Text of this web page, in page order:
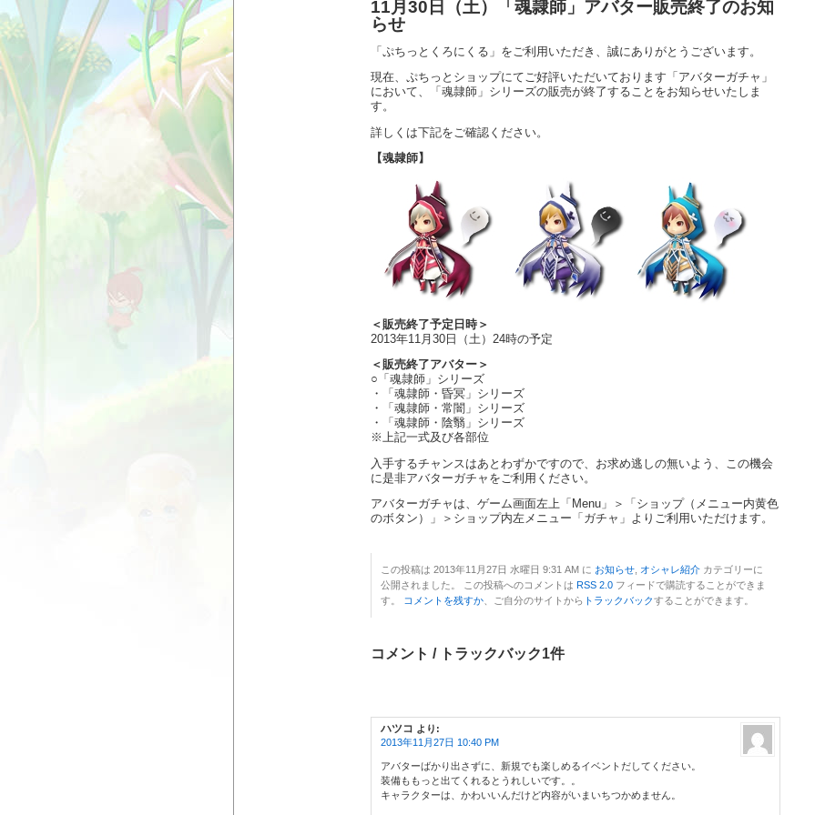
11月30日（土）「魂隷師」アバター販売終了のお知
らせ
「ぷちっとくろにくる」をご利用いただき、誠にありがとうございます。
現在、ぷちっとショップにてご好評いただいております「アバターガチャ」
において、「魂隷師」シリーズの販売が終了することをお知らせいたしま
す。
詳しくは下記をご確認ください。
【魂隷師】
＜販売終了予定日時＞
2013年11月30日（土）24時の予定
＜販売終了アバター＞
○「魂隷師」シリーズ
・「魂隷師・昏冥」シリーズ
・「魂隷師・常闇」シリーズ
・「魂隷師・陰翳」シリーズ
※上記一式及び各部位
入手するチャンスはあとわずかですので、お求め逃しの無いよう、この機会
に是非アバターガチャをご利用ください。
アバターガチャは、ゲーム画面左上「Menu」＞「ショップ（メニュー内黄色
のボタン）」＞ショップ内左メニュー「ガチャ」よりご利用いただけます。
この投稿は 2013年11月27日 水曜日 9:31 AM に お知らせ オシャレ紹介 カテゴリーに
公開されました。 この投稿へのコメントは RSS 2.0 フィードで購読することができま
す。
コメントを残すか 、ご自分のサイトから トラックバックすることができます。
コメント / トラックバック1件
ハツコ より:
2013年11月27日 10:40 PM
アバターばかり出さずに、新規でも楽しめるイベントだしてください。
装備ももっと出てくれるとうれしいです。。
キャラクターは、かわいいんだけど内容がいまいちつかめません。